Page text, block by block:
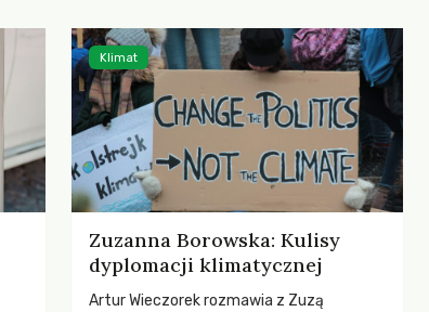
Zuzanna Borowska: Kulisy
dyplomacji klimatycznej
Artur Wieczorek rozmawia z Zuzą
Klimat